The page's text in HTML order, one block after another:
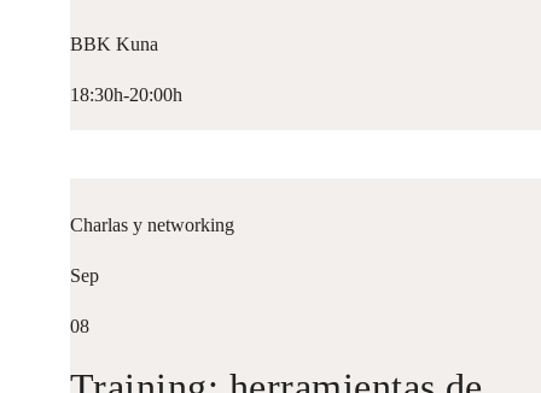
BBK Kuna
18:30h-20:00h
Charlas y networking
Sep
08